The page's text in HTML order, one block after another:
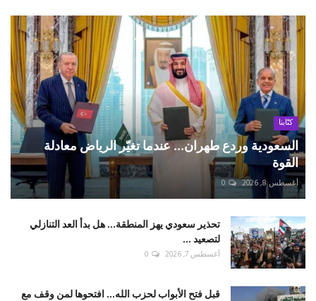
كتّابنا
السعودية وردع طهران... عندما تغيّر الرياض معادلة
القوة
أغسطس 8, 2026 0
تحذير سعودي يهز المنطقة... هل بدأ العد التنازلي
لتصعيد ...
أغسطس 7, 2026 0
قبل فتح الأبواب لحزب الله... افتحوها لمن وقف مع